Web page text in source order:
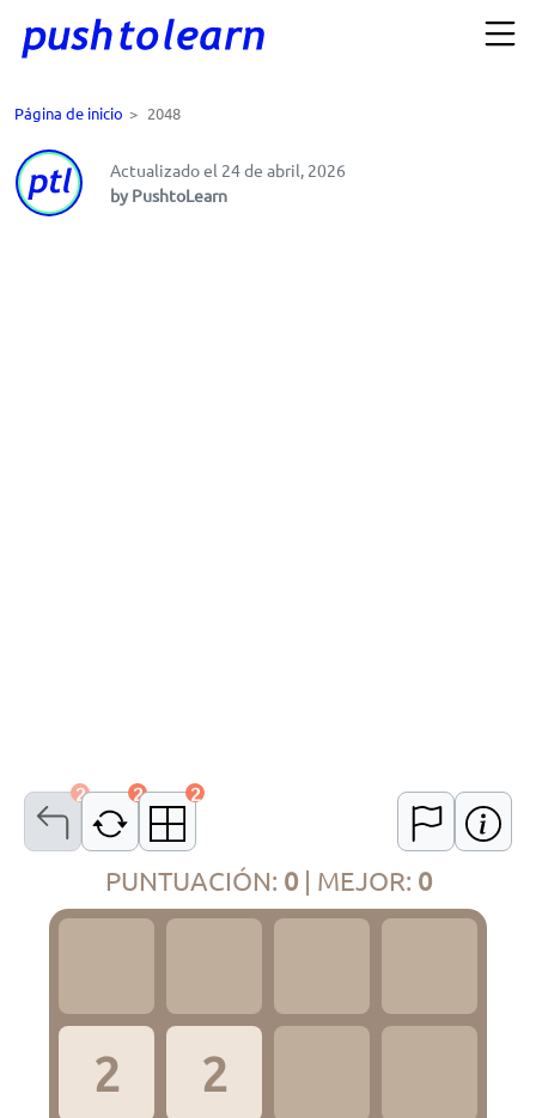
Página de inicio > 2048
Actualizado el 24 de abril, 2026
by PushtoLearn
2 2 2
PUNTUACIÓN: 0| MEJOR: 0
2 2